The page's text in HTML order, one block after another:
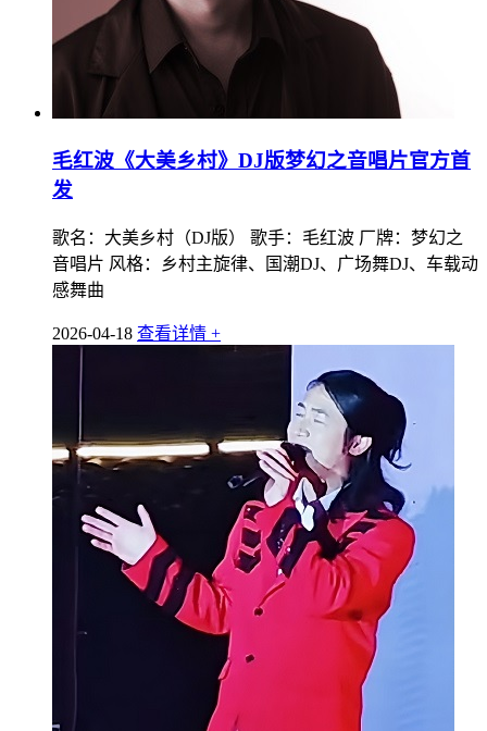
毛红波《大美乡村》DJ版梦幻之音唱片官方首
发
歌名：大美乡村（DJ版） 歌手：毛红波 厂牌：梦幻之
音唱片 风格：乡村主旋律、国潮DJ、广场舞DJ、车载动
感舞曲
2026-04-18 查看详情 +